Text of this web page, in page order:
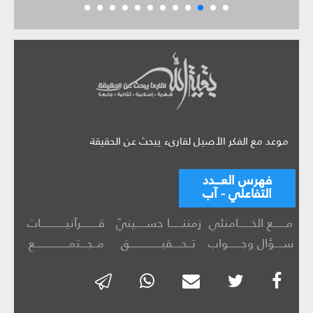
موعد مع الفكر الأصيل لقارىء يبحث عن الحقيقة
فهرس العـــدد
التفاعلي - آب
مــــــع الخــــــامنئي زمننــــــا حســـــينيّ
قــــــــرآنيــــــــــــات
ســــؤال وجــــــواب
تــحــــقيـــــــــــــــق مــجـــتمــــــــــــــــع